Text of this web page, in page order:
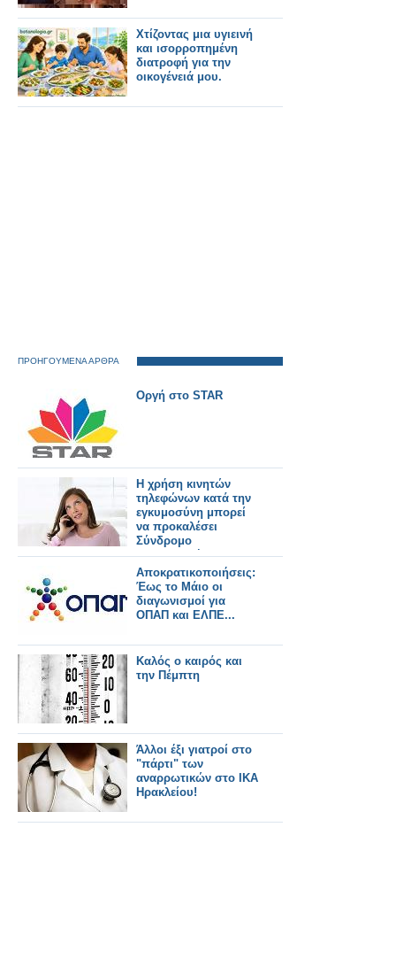
Χτίζοντας μια υγιεινή
και ισορροπημένη
διατροφή για την
οικογένειά μου.
ΠΡΟΗΓΟΥΜΕΝΑ ΑΡΘΡΑ
Οργή στο STAR
Η χρήση κινητών
τηλεφώνων κατά την
εγκυμοσύνη μπορεί
να προκαλέσει
Σύνδρομο
Ελλειματικής
Προσοχής και
Υπερκινητικότητας
Αποκρατικοποιήσεις:
Έως το Μάιο οι
διαγωνισμοί για
ΟΠΑΠ και ΕΛΠΕ...
Καλός ο καιρός και
την Πέμπτη
Άλλοι έξι γιατροί στο
"πάρτι" των
αναρρωτικών στο ΙΚΑ
Ηρακλείου!